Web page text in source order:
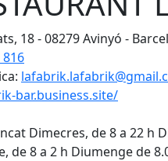
18 - 08279 Avinyó -
816
bar.business.site/
Dimecres, de 8 a 22 h
de 8 a 2 h Diumenge de